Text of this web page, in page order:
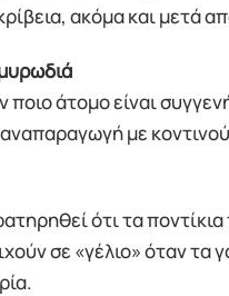
ακόμα και μετά
ποιο άτομο είναι
με
ότι τα
σε «γέλιο» όταν τα